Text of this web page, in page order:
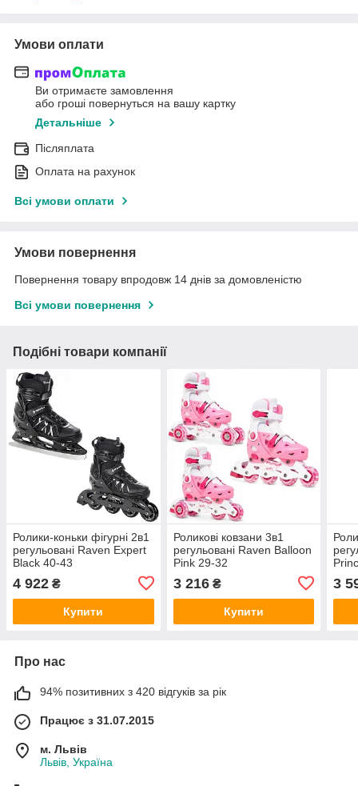
Умови оплати
Ви отримаєте замовлення
або гроші повернуться на вашу картку
Детальніше
Післяплата
Оплата на рахунок
Всі умови оплати
Умови повернення
Повернення товару впродовж 14 днів за домовленістю
Всі умови повернення
Подібні товари компанії
Ролики-коньки фігурні 2в1
регульовані Raven Expert
Black 40-43
4 922 ₴
Купити
Роликові ковзани 3в1
регульовані Raven Balloon
Pink 29-32
3 216₴
Купити
3
Про нас
94% позитивних з 420 відгуків за рік
Працює з 31.07.2015
м. Львів
Львів, Україна